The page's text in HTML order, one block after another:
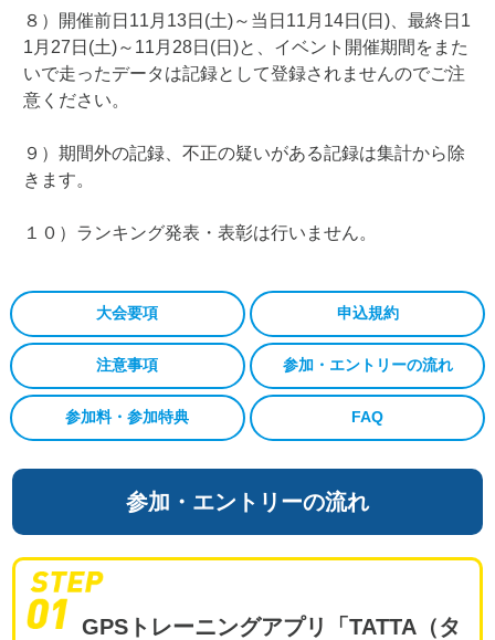
８）開催前日11月13日(土)～当日11月14日(日)、最終日1
1月27日(土)～11月28日(日)と、イベント開催期間をまた
いで走ったデータは記録として登録されませんのでご注
意ください。
９）期間外の記録、不正の疑いがある記録は集計から除
きます。
１０）ランキング発表・表彰は行いません。
大会要項 申込規約
注意事項 参加・エントリーの流れ
参加料・参加特典 FAQ
参加・エントリーの流れ
GPSトレーニングアプリ「TATTA（タ